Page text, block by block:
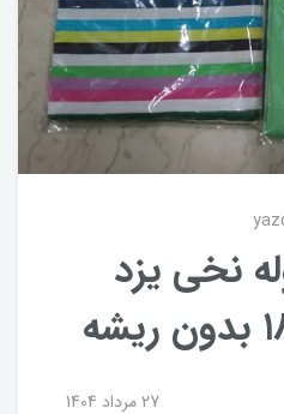
نخی یزد
27 مرداد 1404